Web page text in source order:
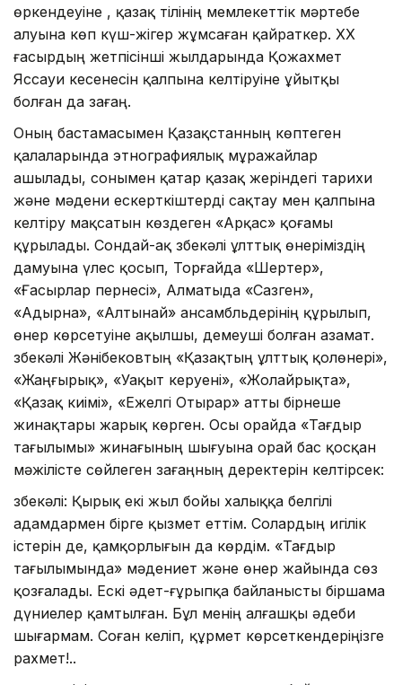
өркендеуіне , қазақ тілінің мемлекеттік мәртебе
алуына көп күш-жігер жұмсаған қайраткер. ХХ
ғасырдың жетпісінші жылдарында Қожахмет
Яссауи кесенесін қалпына келтіруіне ұйытқы
болған да Өзағаң.
Оның бастамасымен Қазақстанның көптеген
қалаларында этнографиялық мұражайлар
ашылады, сонымен қатар қазақ жеріндегі тарихи
және мәдени ескерткіштерді сақтау мен қалпына
келтіру мақсатын көздеген «Арқас» қоғамы
құрылады. Сондай-ақ Өзбекәлі ұлттық өнеріміздің
дамуына үлес қосып, Торғайда «Шертер»,
«Ғасырлар пернесі», Алматыда «Сазген»,
«Адырна», «Алтынай» ансамбльдерінің құрылып,
өнер көрсетуіне ақылшы, демеуші болған азамат.
Өзбекәлі Жәнібековтың «Қазақтың ұлттық қолөнері»,
«Жаңғырық», «Уақыт керуені», «Жолайрықта»,
«Қазақ киімі», «Ежелгі Отырар» атты бірнеше
жинақтары жарық көрген. Осы орайда «Тағдыр
тағылымы» жинағының шығуына орай бас қосқан
мәжілісте сөйлеген Өзағаңның деректерін келтірсек:
Өзбекәлі: Қырық екі жыл бойы халыққа белгілі
адамдармен бірге қызмет еттім. Солардың игілік
істерін де, қамқорлығын да көрдім. «Тағдыр
тағылымында» мәдениет және өнер жайында сөз
қозғалады. Ескі әдет-ғұрыпқа байланысты біршама
дүниелер қамтылған. Бұл менің алғашқы әдеби
шығармам. Соған келіп, құрмет көрсеткендеріңізге
рахмет!..